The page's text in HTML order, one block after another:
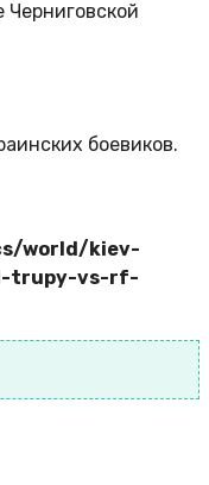
Черниговской
боевиков.
world/kiev-
trupy-vs-rf-